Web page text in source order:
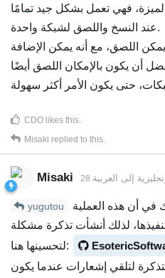
فهي تعمل بشكل جيد تمامًا
عند النسخ واللصق لشبكة واحدة.
اللصق، مع أنه يمكن الإضافة
أن يكون بالإمكان اللصق أيضًا
CDO likes this.
Misaki replied to this.
Misaki إلى العربية
yugutou
لذلك أنشأت تذكرة مشكلة
لتحسينها هنا:
لتلقي إشعارات عندما يكون